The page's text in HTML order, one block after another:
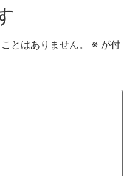
とはありません。 ※ が付